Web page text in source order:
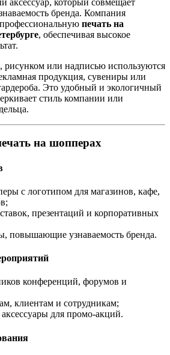
бренда. Компания
печать на
, обеспечивая высокое
или надписью используются
продукция, сувениры или
Это удобный и экологичный
стиль компании или
на шопперах
с логотипом для магазинов, кафе,
презентаций и корпоративных
повышающие узнаваемость бренда.
конференций, форумов и
клиентам и сотрудникам;
для промо-акций.